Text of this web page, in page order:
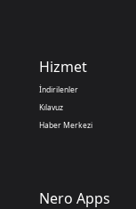
Hizmet
İndirilenler
Kılavuz
Haber Merkezi
Nero Apps